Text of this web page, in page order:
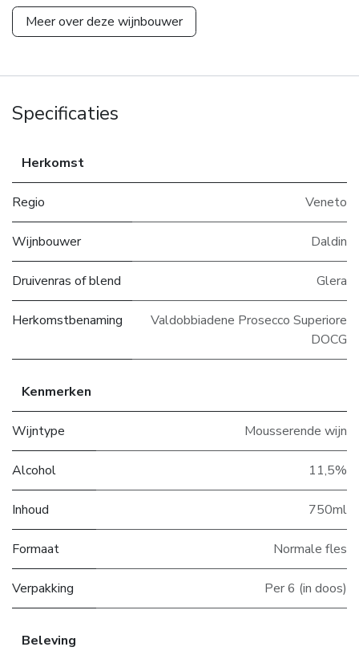
Meer over deze wijnbouwer
Specificaties
Herkomst
Regio Veneto
Wijnbouwer Daldin
Druivenras of blend Glera
Herkomstbenaming
Valdobbiadene Prosecco Superiore
DOCG
Kenmerken
Wijntype Mousserende wijn
Alcohol 11,5%
Inhoud 750ml
Formaat Normale fles
Verpakking Per 6 (in doos)
Beleving